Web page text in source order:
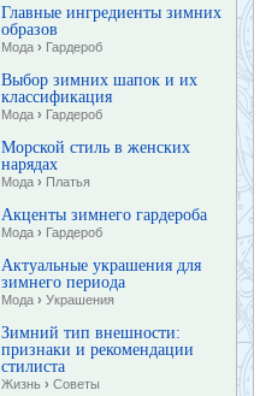
Главные ингредиенты зимних
образов
Мода › Гардероб
Выбор зимних шапок и их
классификация
Мода › Гардероб
Морской стиль в женских
нарядах
Мода › Платья
Акценты зимнего гардероба
Мода › Гардероб
Актуальные украшения для
зимнего периода
Мода › Украшения
Зимний тип внешности:
признаки и рекомендации
стилиста
Жизнь › Советы